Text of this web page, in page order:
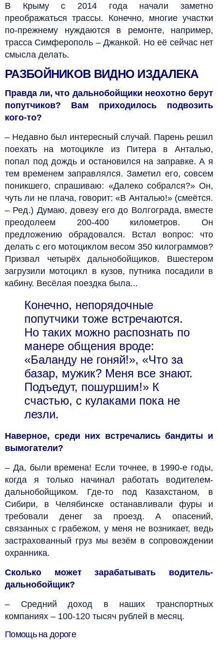
В Крыму с 2014 года начали заметно
преображаться трассы. Конечно, многие участки
по-прежнему нуждаются в ремонте, например,
трасса Симферополь – Джанкой. Но её сейчас нет
смысла делать.
РАЗБОЙНИКОВ ВИДНО ИЗДАЛЕКА
Правда ли, что дальнобойщики неохотно берут
попутчиков? Вам приходилось подвозить
кого-то?
– Недавно был интересный случай. Парень решил
поехать на мотоцикле из Питера в Анталью,
попал под дождь и остановился на заправке. А я
тем временем заправлялся. Заметил его, совсем
поникшего, спрашиваю: «Далеко собрался?» Он,
чуть ли не плача, говорит: «В Анталью!» (смеётся.
– Ред.) Думаю, довезу его до Волгограда, вместе
преодолеем 200-400 километров. Он
предложению обрадовался. Встал вопрос: что
делать с его мотоциклом весом 350 килограммов?
Призвал четырёх дальнобойщиков. Вшестером
загрузили мотоцикл в кузов, путника посадили в
кабину. Весёлая поездка была...
Конечно, непорядочные
попутчики тоже встречаются.
Но таких можно распознать по
манере общения вроде:
«Баланду не гоняй!», «Что за
базар, мужик? Меня все знают.
Подъедут, пошуршим!» К
счастью, с кулаками пока не
лезли.
Наверное, среди них встречались бандиты и
вымогатели?
– Да, были времена! Если точнее, в 1990-е годы,
когда я только начинал работать водителем-
дальнобойщиком. Где-то под Казахстаном, в
Сибири, в Челябинске останавливали фуры и
требовали денег за проезд. А опасений,
связанных с грабежом, у меня не возникает, ведь
застрахованный груз мы везём в сопровождении
охранника.
Сколько может зарабатывать водитель-
дальнобойщик?
– Средний доход в наших транспортных
компаниях – 100-120 тысяч рублей в месяц.
Помощь на дороге